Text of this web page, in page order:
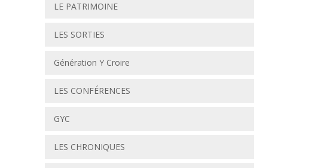
LE PATRIMOINE
LES SORTIES
Génération Y Croire
LES CONFÉRENCES
GYC
LES CHRONIQUES